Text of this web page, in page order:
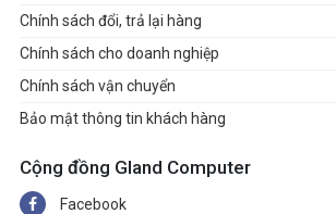
Chính sách đổi, trả lại hàng
Chính sách cho doanh nghiệp
Chính sách vận chuyển
Bảo mật thông tin khách hàng
Cộng đồng Gland Computer
Facebook